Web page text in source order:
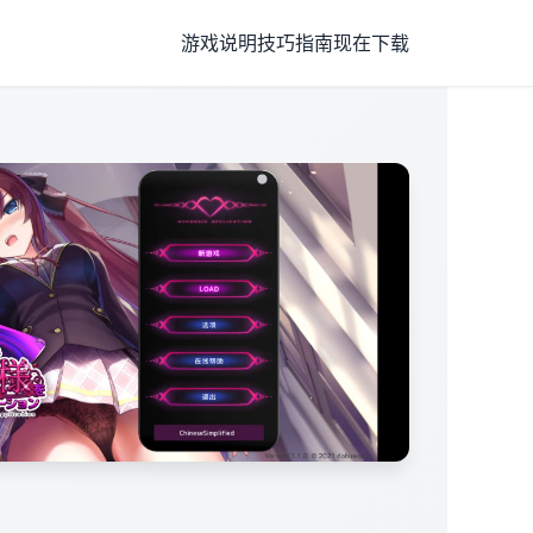
游戏说明技巧指南现在下载